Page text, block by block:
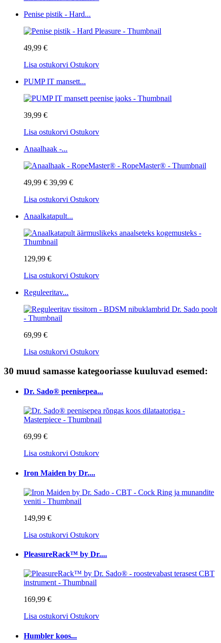
Penise pistik - Hard...
49,99 €
Lisa ostukorvi Ostukorv
PUMP IT mansett...
39,99 €
Lisa ostukorvi Ostukorv
Anaalhaak -...
49,99 € 39,99 €
Lisa ostukorvi Ostukorv
Anaalkatapult...
129,99 €
Lisa ostukorvi Ostukorv
Reguleeritav...
69,99 €
Lisa ostukorvi Ostukorv
30 muud samasse kategooriasse kuuluvad esemed:
Dr. Sado® peenisepea...
69,99 €
Lisa ostukorvi Ostukorv
Iron Maiden by Dr....
149,99 €
Lisa ostukorvi Ostukorv
PleasureRack™ by Dr....
169,99 €
Lisa ostukorvi Ostukorv
Humbler koos...